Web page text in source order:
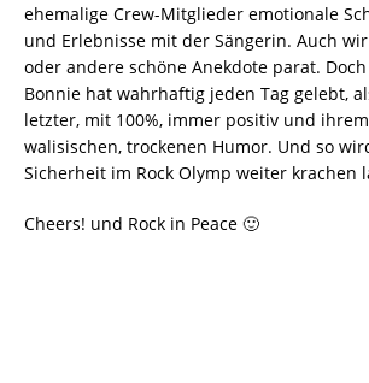
ehemalige Crew-Mitglieder emotionale
und Erlebnisse mit der Sängerin. Auch
oder andere schöne Anekdote parat.
Bonnie hat wahrhaftig jeden Tag gelebt,
letzter, mit 100%, immer positiv und
walisischen, trockenen Humor. Und so
Sicherheit im Rock Olymp weiter krachen
Cheers! und Rock in Peace 🙂